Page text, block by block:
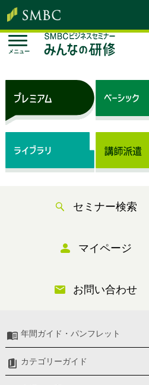
メニュー
セミナー検索
マイページ
お問い合わせ
年間ガイド・パンフレット
カテゴリーガイド
来場セミナー
株式会社インソース主催セミ
ビジネス活用
Ｉ・人工知能
現代のビジネスパーソンに
で活用するためのヒント・
開催日（東京会場）